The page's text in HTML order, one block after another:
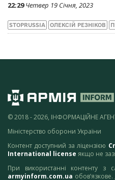
22:29 Четвер 19 Січня, 2023
STOPRUSSIA ОЛЕКСІЙ РЕЗНІКОВ
© 2018 - 2026, ІНФОРМАЦІЙНЕ
Міністерство оборони України
Контент доступний за ліцензією
International license якщо не
При використанні контенту з
armyinform.com.ua